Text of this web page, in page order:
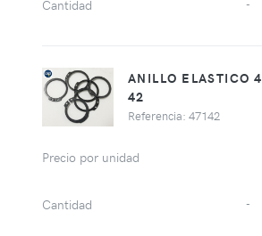
Cantidad -
ANILLO ELASTICO
42
Referencia: 47142
Precio por unidad
Cantidad -